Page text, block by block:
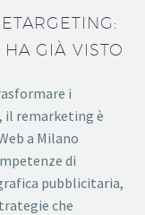
GIÀ VISTO
i
remarketing è
a Milano
di
pubblicitaria,
che